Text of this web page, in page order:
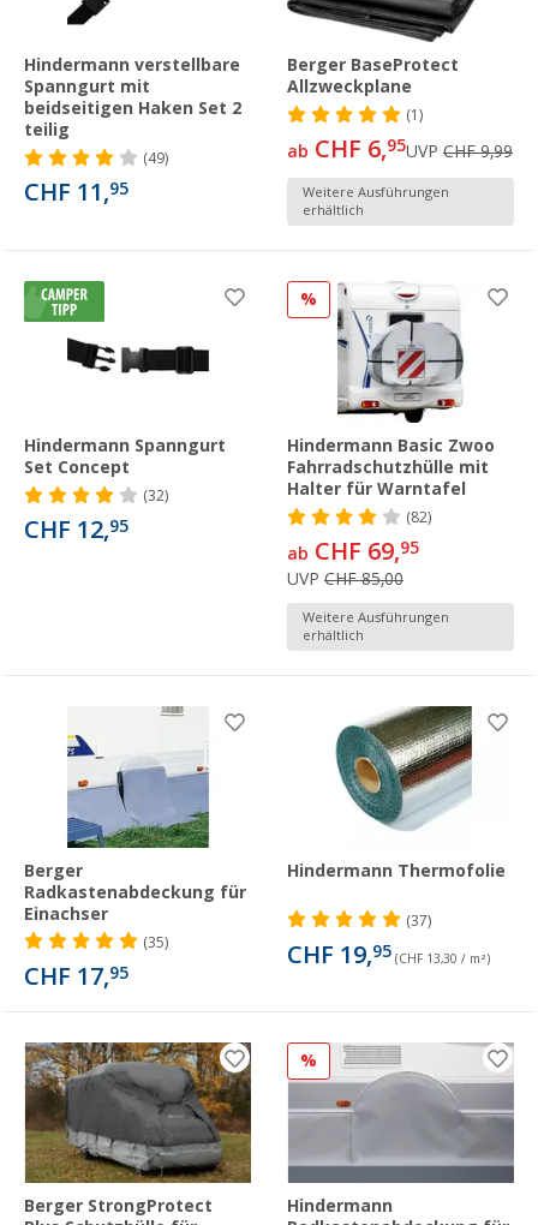
Hindermann verstellbare
Spanngurt mit
beidseitigen Haken Set 2
teilig
(49)
CHF 11,95
Berger BaseProtect
Allzweckplane
(1)
ab CHF 6,95UVP CHF 9,99
Weitere Ausführungen
erhältlich
Hindermann Spanngurt
Set Concept
(32)
CHF 12,95
%
Hindermann Basic Zwoo
Fahrradschutzhülle mit
Halter für Warntafel
(82)
ab CHF 69,95
UVP CHF 85,00
Weitere Ausführungen
erhältlich
Berger
Radkastenabdeckung für
Einachser
(35)
CHF 17,95
Hindermann Thermofolie
(37)
CHF 19,95 (CHF 13,30 / m²)
Berger StrongProtect
%
Hindermann